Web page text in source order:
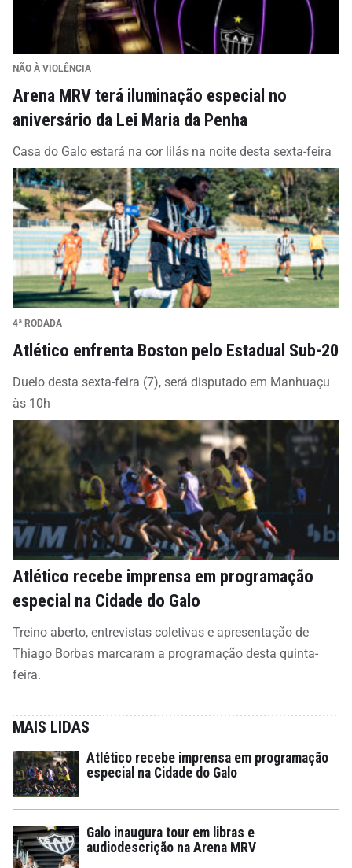
NÃO À VIOLÊNCIA
Arena MRV terá iluminação especial no
aniversário da Lei Maria da Penha
Casa do Galo estará na cor lilás na noite desta sexta-feira
4ª RODADA
Atlético enfrenta Boston pelo Estadual Sub-20
Duelo desta sexta-feira (7), será disputado em Manhuaçu
às 10h
Atlético recebe imprensa em programação
especial na Cidade do Galo
Treino aberto, entrevistas coletivas e apresentação de
Thiago Borbas marcaram a programação desta quinta-
feira.
MAIS LIDAS
Atlético recebe imprensa em programação
especial na Cidade do Galo
Galo inaugura tour em libras e
audiodescrição na Arena MRV